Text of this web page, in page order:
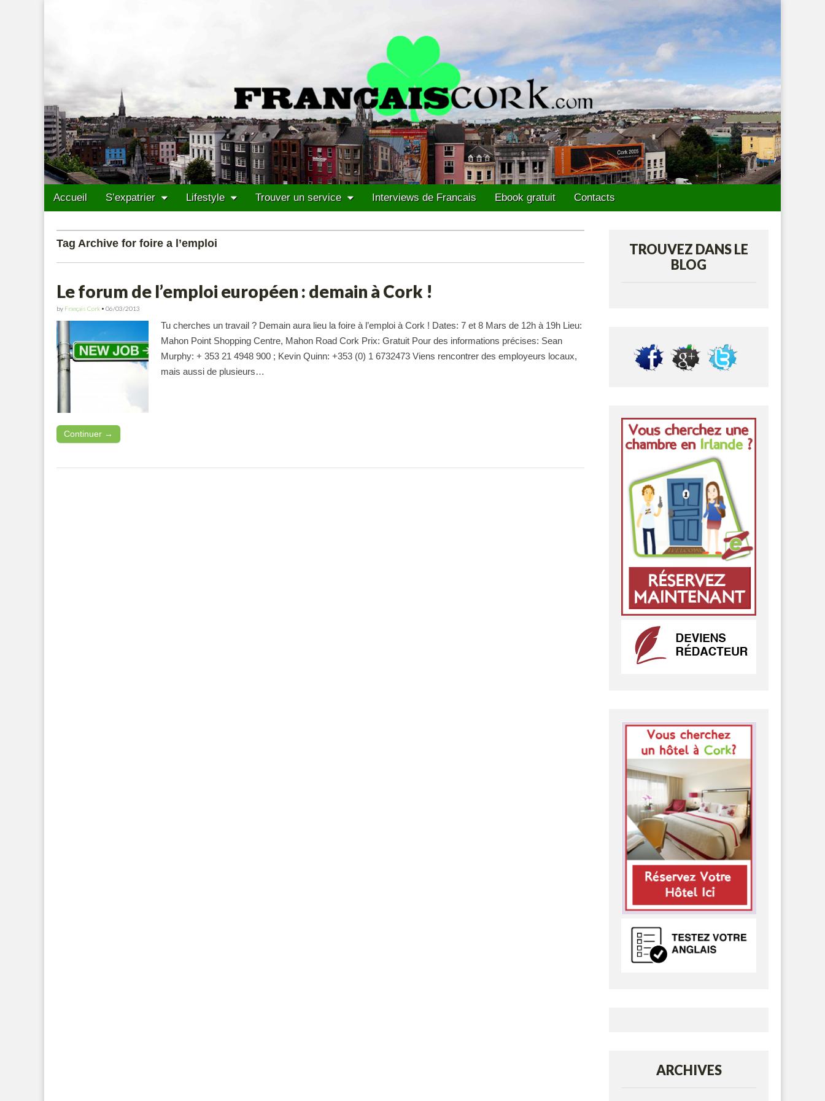
Main menu
Skip to content
Accueil S’expatrier Lifestyle Trouver un service Interviews de Francais Ebook gratuit Contacts
Tag Archive for foire a l’emploi
Le forum de l’emploi européen : demain à Cork !
by Français Cork • 06/03/2013
Tu cherches un travail ? Demain aura lieu la foire à l’emploi à Cork ! Dates: 7 et 8 Mars de 12h à 19h Lieu:
Mahon Point Shopping Centre, Mahon Road Cork Prix: Gratuit Pour des informations précises: Sean
Murphy: + 353 21 4948 900 ; Kevin Quinn: +353 (0) 1 6732473 Viens rencontrer des employeurs locaux,
mais aussi de plusieurs…
Continuer →
TROUVEZ DANS LE
BLOG
ARCHIVES